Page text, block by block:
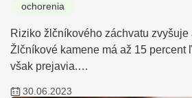
ochorenia
Riziko žlčníkového záchvatu zvyšuje
Žlčníkové kamene má až 15 percent
však prejavia.…
30.06.2023